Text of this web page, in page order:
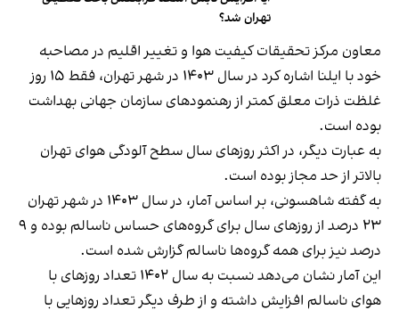
تهران شد؟
معاون مرکز تحقیقات کیفیت هوا و تغییر اقلیم در مصاحبه
خود با ایلنا اشاره کرد در سال ۱۴۰۳ در شهر تهران، فقط ۱۵ روز
غلظت ذرات معلق کمتر از رهنمودهای سازمان جهانی بهداشت
بوده است.
به عبارت دیگر، در اکثر روزهای سال سطح آلودگی هوای تهران
بالاتر از حد مجاز بوده است.
به گفته شاهسونی، بر اساس آمار، در سال ۱۴۰۳ در شهر تهران
۲۳ درصد از روزهای سال برای گروه‌های حساس ناسالم بوده و ۹
درصد نیز برای همه گروه‌ها ناسالم گزارش شده است.
این آمار نشان می‌دهد نسبت به سال ۱۴۰۲ تعداد روزهای با
هوای ناسالم افزایش داشته و از طرف دیگر تعداد روزهایی با